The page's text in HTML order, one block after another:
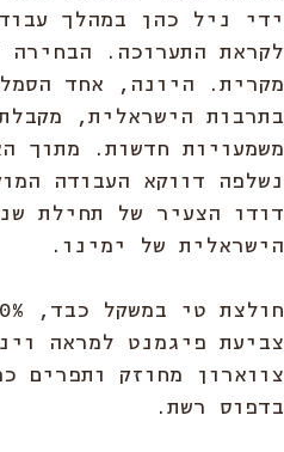
ידי ניל כהן במהלך
לקראת התערוכה.
מקרית. היונה, אחד
בתרבות הישראלית,
משמעויות חדשות. מתוך
נשלפה דווקא העבודה
הישראלית של ימינו.
צביעת פיגמנט למראה
צווארון מחוזק ותפרים
בדפוס רשת.